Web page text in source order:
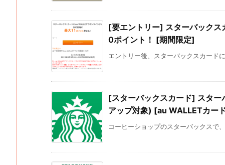
[要エントリー] スターバック
0ポイント！ [期間限定]
エントリー後、スターバックスカード
[スターバックスカード] スター
アップ対象) [au WALLETカー
コーヒーショップのスターバックスで